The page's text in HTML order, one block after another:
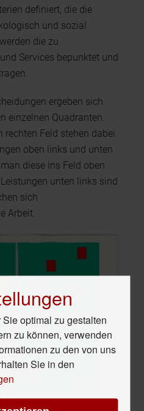
definiert, die die
und sozial
die zu
Services bepunktet und
ergeben sich
einzelnen Quadranten.
rechten Feld stehen dabei
oben links und unten
diese ins Feld oben
unten links sind
sich
Arbeit.
optimal zu gestalten
zu können, verwenden
zu den von uns
Sie in den